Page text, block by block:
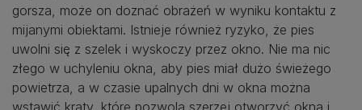
gorsza, może on doznać obrażeń w wyniku kontaktu z
mijanymi obiektami. Istnieje również ryzyko, że pies
uwolni się z szelek i wyskoczy przez okno. Nie ma nic
złego w uchyleniu okna, aby pies miał dużo świeżego
powietrza, a w czasie upalnych dni w okna można
wstawić kraty, które pozwolą szerzej otworzyć okna i